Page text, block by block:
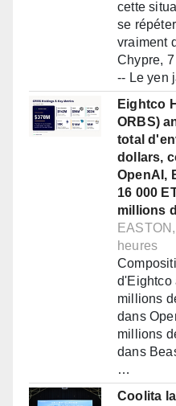
cette
se
vraiment
Chypre,
-- Le yen
Eightco
ORBS)
total
dollars,
OpenAI,
16 000
millions
heures
d'Eightco
millions
dans
millions
dans
…
Coolita